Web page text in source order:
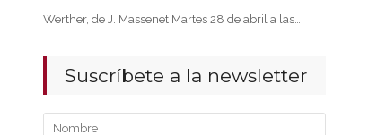
Werther, de J. Massenet Martes 28 de abril a las…
Suscríbete a la newsletter